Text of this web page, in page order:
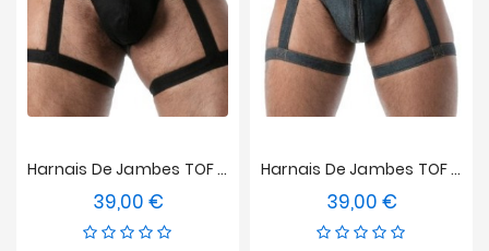
Harnais De Jambes TOF Paris Raw Denim - Noir
39,00 €Prix
Harnais De Jambes TOF Paris Raw Denim - Bleu
39,00 €Prix